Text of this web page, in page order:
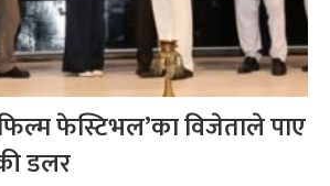
फेस्टिभल’का विजेताले पाए
डलर